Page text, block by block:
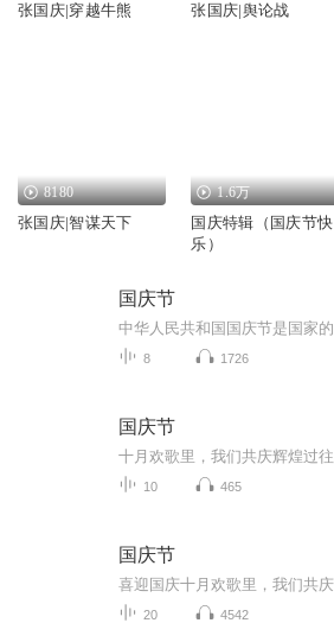
张国庆|穿越牛熊 张国庆|舆论战
8180
张国庆|智谋天下
1.6万
国庆特辑（国庆节快
乐）
国庆节
8 1726
国庆节
10 465
国庆节
20 4542